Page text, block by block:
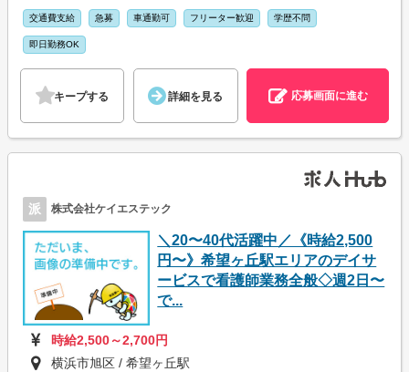
交通費支給 急募 車通勤可 フリーター歓迎 学歴不問
即日勤務OK
キープする 詳細を見る 応募画面に進む
派 株式会社ケイエステック
＼20〜40代活躍中／《時給2,500
円〜》希望ヶ丘駅エリアのデイサ
ービスで看護師業務全般◇週2日〜
で...
時給2,500～2,700円
横浜市旭区 / 希望ヶ丘駅